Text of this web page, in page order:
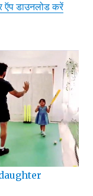
ऍप डाउनलोड करें